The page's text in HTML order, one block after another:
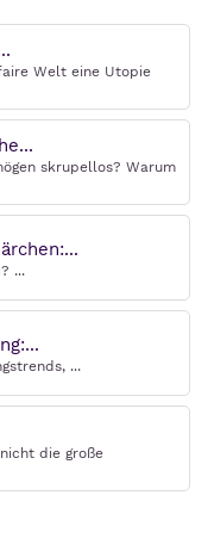
Welt eine Utopie
skrupellos? Warum
...
...
die große